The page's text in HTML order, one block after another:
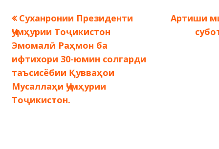
Навигация
по
записям
Предыдущая
запись:
Суханронии Президенти
Ҷумҳурии Тоҷикистон
Эмомалӣ Раҳмон ба
ифтихори 30-юмин солгарди
таъсисёбии Қувваҳои
Мусаллаҳи Ҷумҳурии
Тоҷикистон.
запись:
Артиши